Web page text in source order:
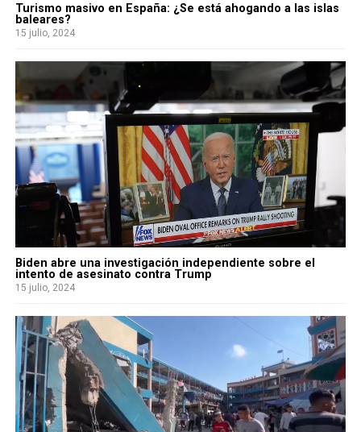
Turismo masivo en España: ¿Se está ahogando a las islas
baleares?
15 julio, 2024
Biden abre una investigación independiente sobre el
intento de asesinato contra Trump
15 julio, 2024